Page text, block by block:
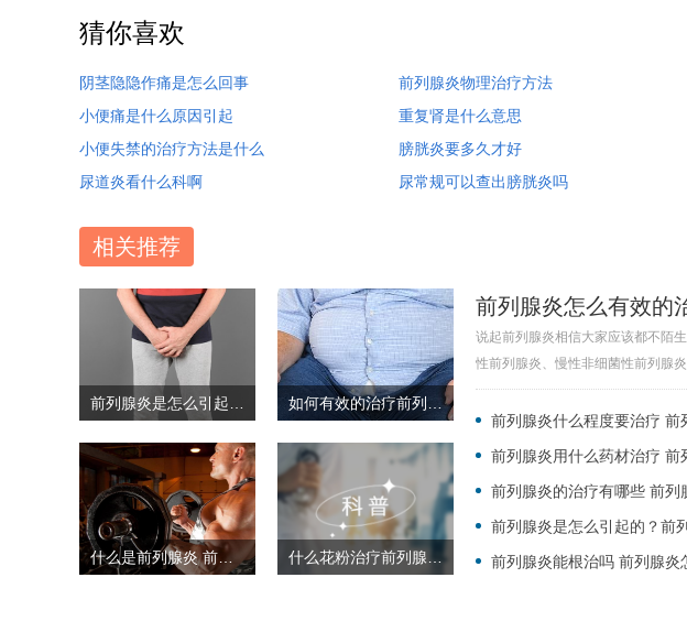
猜你喜欢
阴茎隐隐作痛是怎么回事 前列腺炎物理治疗方法
小便痛是什么原因引起
重复肾是什么意思
小便失禁的治疗方法是什么
膀胱炎要多久才好
尿道炎看什么科啊
尿常规可以查出膀胱炎吗
相关推荐
前列腺炎怎么有效的
说起前列腺炎相信大家应该都不陌
性前列腺炎、慢性非细菌性前列腺
前列腺炎什么程度要治疗 前
前列腺炎用什么药材治疗 前
前列腺炎的治疗有哪些 前列
前列腺炎能根治吗 前列腺炎